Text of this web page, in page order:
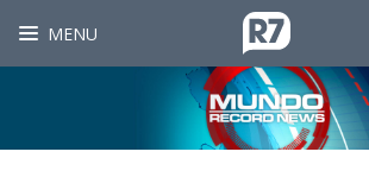
MENU